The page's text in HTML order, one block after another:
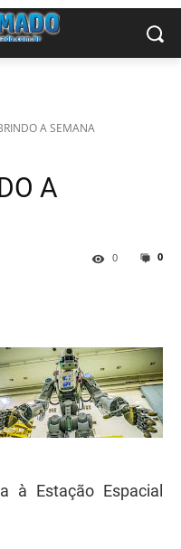
A SEMANA
A
0
0
à Estação Espacial